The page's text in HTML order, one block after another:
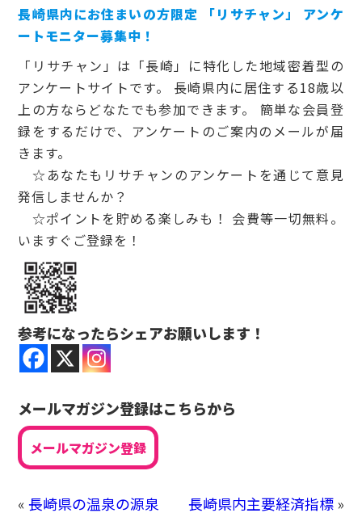
長崎県内にお住まいの方限定 「リサチャン」 アンケ
ートモニター募集中！
「リサチャン」は「長崎」に特化した地域密着型の
アンケートサイトです。 長崎県内に居住する18歳以
上の方ならどなたでも参加できます。 簡単な会員登
録をするだけで、アンケートのご案内のメールが届
きます。
☆あなたもリサチャンのアンケートを通じて意見
発信しませんか？
☆ポイントを貯める楽しみも！ 会費等一切無料。
いますぐご登録を！
参考になったらシェアお願いします！
メールマガジン登録はこちらから
メールマガジン登録
«長崎県の温泉の源泉
長崎県内主要経済指標»